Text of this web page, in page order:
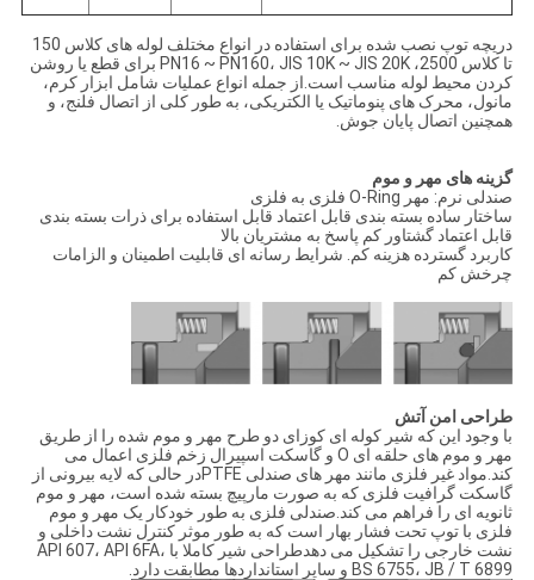
دریچه توپ نصب شده برای استفاده در انواع مختلف لوله های کلاس 150
تا کلاس 2500، PN16 ~ PN160، JIS 10K ~ JIS 20K برای قطع یا روشن
کردن محیط لوله مناسب است.از جمله انواع عملیات شامل ابزار کرم،
مانول، محرک های پنوماتیک یا الکتریکی، به طور کلی از اتصال فلنج، و
همچنین اتصال پایان جوش.
گزینه های مهر و موم
صندلی نرم: مهر O-Ring فلزی به فلزی
ساختار ساده بسته بندی قابل اعتماد قابل استفاده برای ذرات بسته بندی
قابل اعتماد گشتاور کم پاسخ به مشتریان بالا
کاربرد گسترده هزینه کم. شرایط رسانه ای قابلیت اطمینان و الزامات
چرخش کم
طراحی امن آتش
با وجود این که شیر کوله ای کوزای دو طرح مهر و موم شده را از طریق
مهر و موم های حلقه ای O و گاسکت اسپیرال زخم فلزی اعمال می
کند.مواد غیر فلزی مانند مهر های صندلی PTFEدر حالی که لایه بیرونی از
گاسکت گرافیت فلزی که به صورت مارپیچ بسته شده است، مهر و موم
ثانویه ای را فراهم می کند.صندلی فلزی به طور خودکار یک مهر و موم
فلزی با توپ تحت فشار بهار است که به طور موثر کنترل نشت داخلی و
نشت خارجی را تشکیل می دهدطراحی شیر کاملا با API 607، API 6FA،
BS 6755، JB / T 6899 و سایر استانداردها مطابقت دارد.